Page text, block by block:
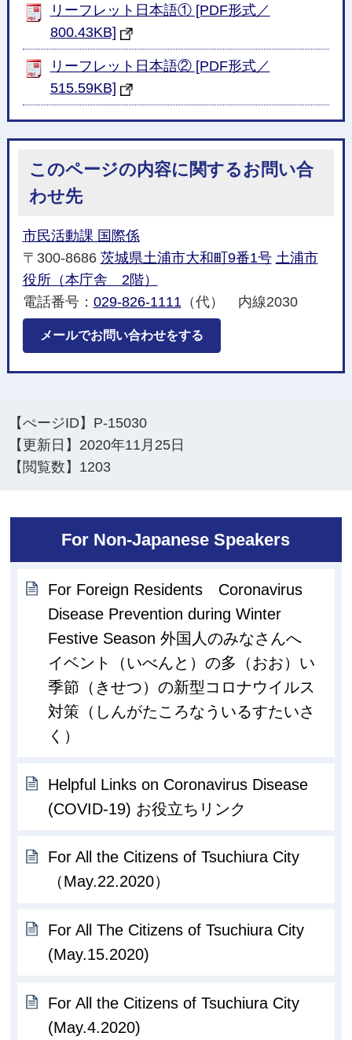
リーフレット日本語① [PDF形式／
800.43KB]
リーフレット日本語② [PDF形式／
515.59KB]
このページの内容に関するお問い合
わせ先
市民活動課 国際係
〒300-8686 茨城県土浦市大和町9番1号 土浦市
役所（本庁舎 2階）
電話番号： 029-826-1111（代） 内線2030
メールでお問い合わせをする
【ぺージID】 P-15030
【更新日】 2020年11月25日
【閲覧数】 1203
For Non-Japanese Speakers
For Foreign Residents Coronavirus
Disease Prevention during Winter
Festive Season 外国人のみなさんへ
イベント（いべんと）の多（おお）い
季節（きせつ）の新型コロナウイルス
対策（しんがたころなういるすたいさ
く）
Helpful Links on Coronavirus Disease
(COVID-19) お役立ちリンク
For All the Citizens of Tsuchiura City
（May.22.2020）
For All The Citizens of Tsuchiura City
(May.15.2020)
For All the Citizens of Tsuchiura City
(May.4.2020)